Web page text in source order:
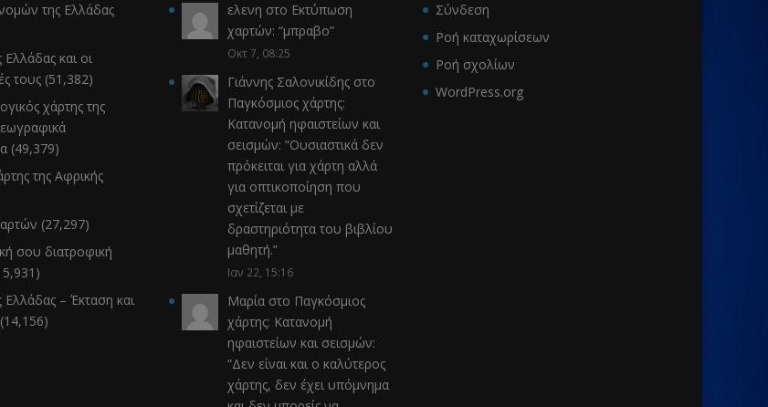
της Ελλάδας
Ελλάδας και οι
τους (51,382)
χάρτης της
(49,379)
της Αφρικής
(27,297)
σου διατροφική
Ελλάδας – Έκταση και
(14,156)
ελενη στο Εκτύπωση
χαρτών: “μπραβο”
Οκτ 7, 08:25
Γιάννης Σαλονικίδης στο
Παγκόσμιος χάρτης:
Κατανομή ηφαιστείων και
σεισμών: “Ουσιαστικά δεν
πρόκειται για χάρτη αλλά
για οπτικοποίηση που
σχετίζεται με
δραστηριότητα του βιβλίου
μαθητή.”
Ιαν 22, 15:16
Μαρία στο Παγκόσμιος
χάρτης: Κατανομή
ηφαιστείων και σεισμών:
“Δεν είναι και ο καλύτερος
χάρτης, δεν έχει υπόμνημα
Σύνδεση
Ροή καταχωρίσεων
Ροή σχολίων
WordPress.org